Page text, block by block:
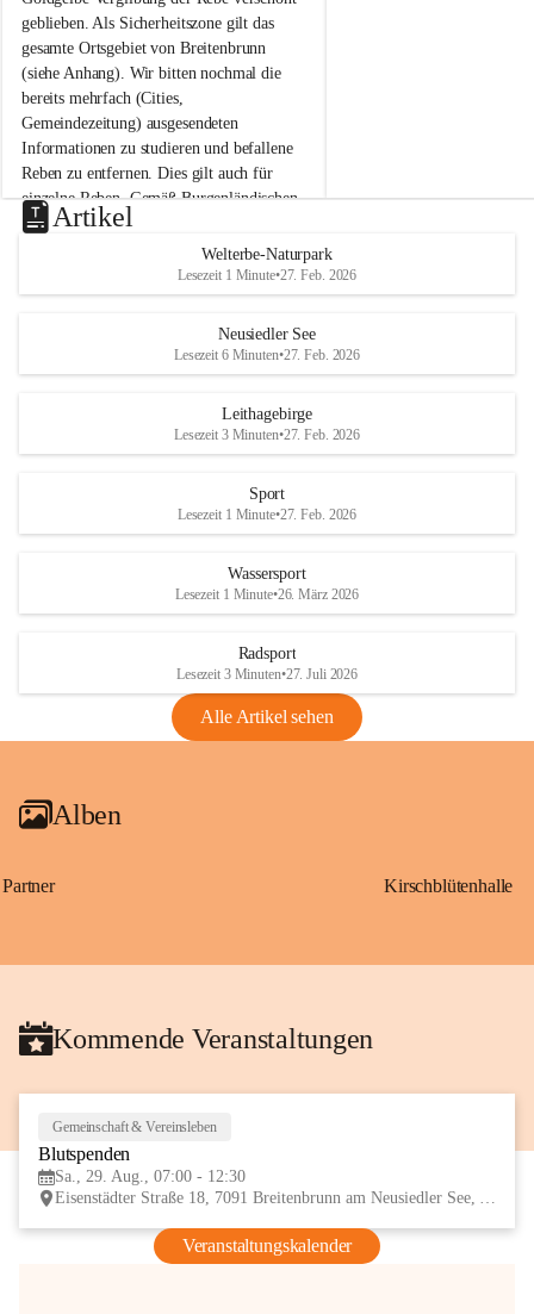
b
r
u
n
n
a
m
N
e
u
s
d
S
geblieben. Als Sicherheitszone gilt das
gesamte Ortsgebiet von Breitenbrunn
(siehe Anhang). Wir bitten nochmal die
bereits mehrfach (Cities,
Gemeindezeitung) ausgesendeten
Informationen zu studieren und befallene
Reben zu entfernen. Dies gilt auch für
einzelne Reben. Gemäß Burgenländischen
Weinbaugesetz sind nicht gepflegte oder
unzulässige Weingärten zu roden! Bitte
helfen wir zusammen um unsere Winzer
vor den prognostizierten Ernteausfällen
und den daraus folgenden wirtschaftlichen
Maßnahmen zur Bekämpfung
Rebe und der Amerikanischen
Anhang VBl. EU Nr. 18
1 Seite•1,4 MB
VBl. EU Nr. 18_2026
u
e
d
r
S
Artikel
Welterbe-Naturpark
Lesezeit 1 Minute•27. Feb. 2026
Neusiedler See
Lesezeit 6 Minuten•27. Feb. 2026
Leithagebirge
Lesezeit 3 Minuten•27. Feb. 2026
Sport
Lesezeit 1 Minute•27. Feb. 2026
Wassersport
Lesezeit 1 Minute•26. März 2026
Radsport
Lesezeit 3 Minuten•27. Juli 2026
Alle Artikel sehen
Alben
Partner Kirschblütenhalle
Kommende Veranstaltungen
Gemeinschaft & Vereinsleben
Blutspenden
Sa., 29. Aug., 07:00 - 12:30
Eisenstädter Straße 18, 7091 Breitenbrunn am Neusiedler See, AUT
Veranstaltungskalender